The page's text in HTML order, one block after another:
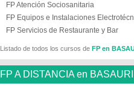
FP Atención Sociosanitaria
FP Equipos e Instalaciones
FP Servicios de Restaurante y Bar
Listado de todos los cursos de FP en
FP A DISTANCIA en BASAURI